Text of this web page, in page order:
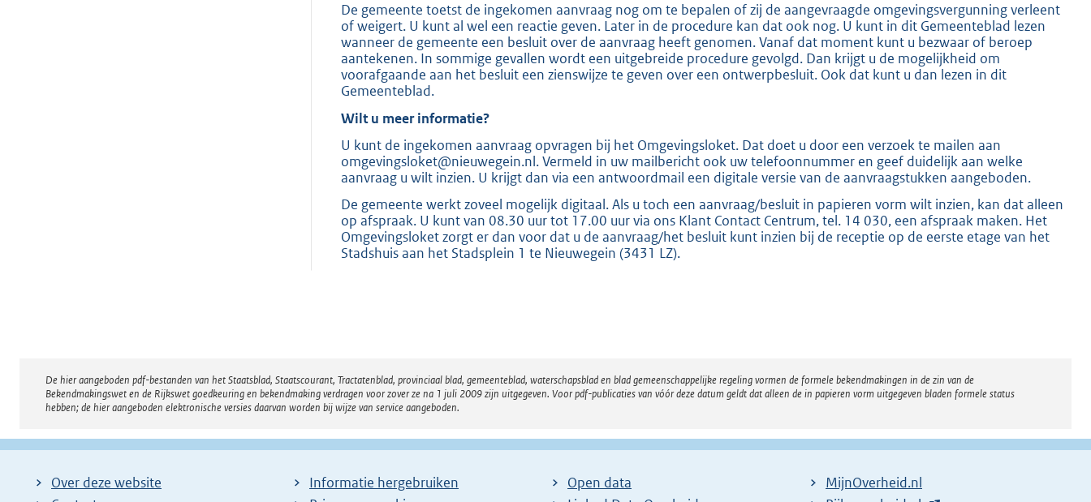
De gemeente toetst de ingekomen aanvraag nog om te bepalen of zij de aangevraagde omgevingsvergunning verleent
of weigert. U kunt al wel een reactie geven. Later in de procedure kan dat ook nog. U kunt in dit Gemeenteblad lezen
wanneer de gemeente een besluit over de aanvraag heeft genomen. Vanaf dat moment kunt u bezwaar of beroep
aantekenen. In sommige gevallen wordt een uitgebreide procedure gevolgd. Dan krijgt u de mogelijkheid om
voorafgaande aan het besluit een zienswijze te geven over een ontwerpbesluit. Ook dat kunt u dan lezen in dit
Gemeenteblad.
Wilt u meer informatie?
U kunt de ingekomen aanvraag opvragen bij het Omgevingsloket. Dat doet u door een verzoek te mailen aan
omgevingsloket@nieuwegein.nl. Vermeld in uw mailbericht ook uw telefoonnummer en geef duidelijk aan welke
aanvraag u wilt inzien. U krijgt dan via een antwoordmail een digitale versie van de aanvraagstukken aangeboden.
De gemeente werkt zoveel mogelijk digitaal. Als u toch een aanvraag/besluit in papieren vorm wilt inzien, kan dat alleen
op afspraak. U kunt van 08.30 uur tot 17.00 uur via ons Klant Contact Centrum, tel. 14 030, een afspraak maken. Het
Omgevingsloket zorgt er dan voor dat u de aanvraag/het besluit kunt inzien bij de receptie op de eerste etage van het
Stadshuis aan het Stadsplein 1 te Nieuwegein (3431 LZ).
Disclaimer
De hier aangeboden pdf-bestanden van het Staatsblad, Staatscourant, Tractatenblad, provinciaal blad, gemeenteblad, waterschapsblad en blad gemeenschappelijke regeling vormen de formele bekendmakingen in de zin van de
Bekendmakingswet en de Rijkswet goedkeuring en bekendmaking verdragen voor zover ze na 1 juli 2009 zijn uitgegeven. Voor pdf-publicaties van vóór deze datum geldt dat alleen de in papieren vorm uitgegeven bladen formele status
hebben; de hier aangeboden elektronische versies daarvan worden bij wijze van service aangeboden.
Over deze website
Informatie hergebruiken
Open data
MijnOverheid.nl